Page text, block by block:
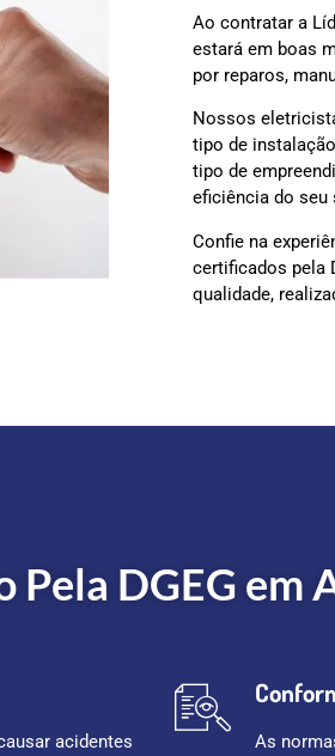
Ao contratar a
estará em boas
por reparos,
Nossos
tipo de
tipo de
eficiência do
Confie na
certificados pela
qualidade,
DGEG em
acidentes
As